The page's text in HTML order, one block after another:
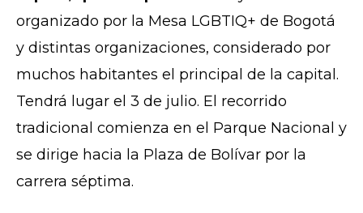
organizado por la Mesa LGBTIQ+ de Bogotá
y distintas organizaciones, considerado por
muchos habitantes el principal de la capital.
Tendrá lugar el 3 de julio. El recorrido
tradicional comienza en el Parque Nacional y
se dirige hacia la Plaza de Bolívar por la
carrera séptima.